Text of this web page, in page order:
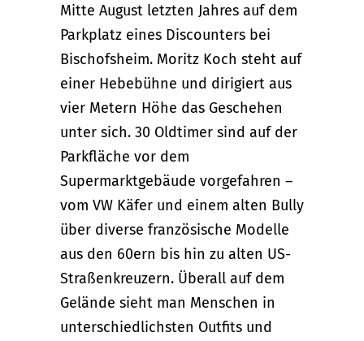
Mitte August letzten Jahres auf dem
Parkplatz eines Discounters bei
Bischofsheim. Moritz Koch steht auf
einer Hebebühne und dirigiert aus
vier Metern Höhe das Geschehen
unter sich. 30 Oldtimer sind auf der
Parkfläche vor dem
Supermarktgebäude vorgefahren –
vom VW Käfer und einem alten Bully
über diverse französische Modelle
aus den 60ern bis hin zu alten US-
Straßenkreuzern. Überall auf dem
Gelände sieht man Menschen in
unterschiedlichsten Outfits und